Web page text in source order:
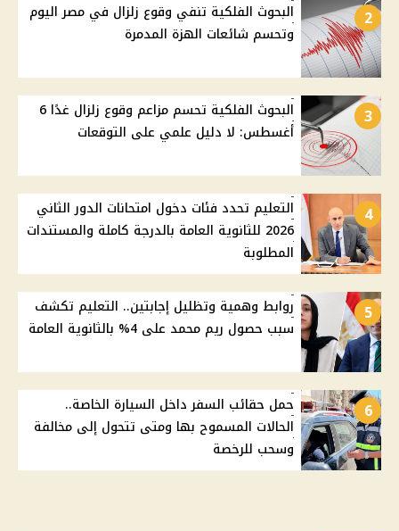
2
البحوث الفلكية تنفي وقوع زلزال في مصر اليوم
وتحسم شائعات الهزة المدمرة
3
البحوث الفلكية تحسم مزاعم وقوع زلزال غدًا 6
أغسطس: لا دليل علمي على التوقعات
4
التعليم تحدد فئات دخول امتحانات الدور الثاني
2026 للثانوية العامة بالدرجة كاملة والمستندات
المطلوبة
5
روابط وهمية وتظليل إجابتين.. التعليم تكشف
سبب حصول ريم محمد على 4% بالثانوية العامة
6
حمل حقائب السفر داخل السيارة الخاصة..
الحالات المسموح بها ومتى تتحول إلى مخالفة
وسحب للرخصة